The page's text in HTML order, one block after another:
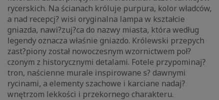
rycerskich. Na ścianach króluje purpura, kolor władców,
a nad recepcj? wisi oryginalna lampa w kształcie
gniazda, nawi?zuj?ca do nazwy miasta, która według
legendy oznacza właśnie gniazdo. Królewski przepych
zast?piony został nowoczesnym wzornictwem poł?
czonym z historycznymi detalami. Fotele przypominaj?
tron, naścienne murale inspirowane s? dawnymi
rycinami, a elementy szachowe i karciane nadaj?
wnętrzom lekkości i przekornego charakteru.